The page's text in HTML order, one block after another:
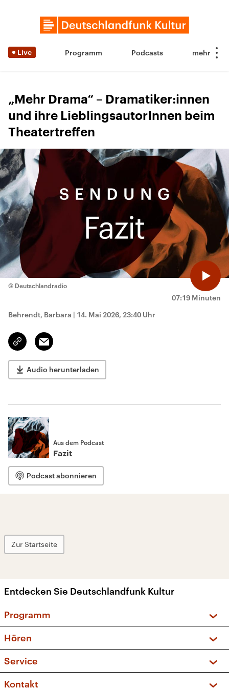
Live Programm Podcasts
„Mehr Drama“ – Dramatiker:innen
und ihre LieblingsautorInnen beim
Theatertreffen
07:19 Minuten
© Deutschlandradio
Behrendt, Barbara | 14. Mai 2026, 23:40 Uhr
Link
kopieren/teilen
Email
Audio herunterladen
Aus dem Podcast
Fazit
Podcast abonnieren
Zur Startseite
Entdecken Sie Deutschlandfunk Kultur
Programm
Sendungen und Podcasts
Musikliste
Kakadu – Das Kinderprogramm
Hören
Frequenzen (UKW + DAB+)
Service
FAQ
Kontakt